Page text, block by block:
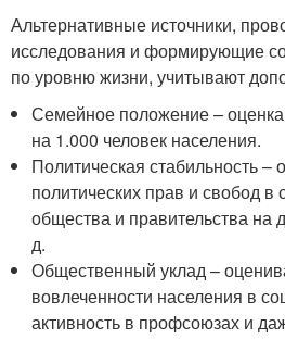
Альтернативные источники,
исследования и формирующие
по уровню жизни, учитывают
Семейное положение – оценка
на 1.000 человек населения.
Политическая стабильность –
политических прав и свобод в
общества и правительства на
д.
Общественный уклад –
вовлеченности населения в
активность в профсоюзах и